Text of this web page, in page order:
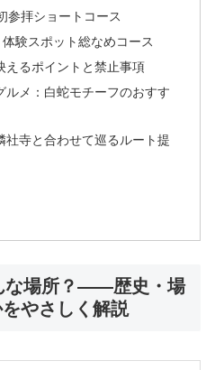
参拝ショートコース
験スポット総なめコース
えるポイントと禁止事項
ルメ：白蛇モチーフのおすす
社寺と合わせて巡るルート提
な場所？――歴史・場
やさしく解説